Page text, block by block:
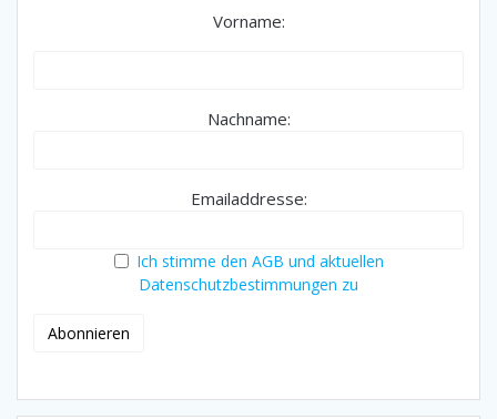
Vorname:
Nachname:
Emailaddresse:
Ich stimme den AGB und aktuellen
Datenschutzbestimmungen zu